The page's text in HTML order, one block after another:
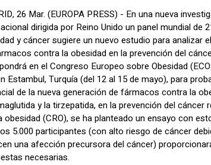
26 Mar. (EUROPA PRESS) - En una nueva
dirigida por Reino Unido un panel mundial de
y cáncer sugiere un nuevo estudio para analizar
contra la obesidad en la prevención del
en el Congreso Europeo sobre Obesidad
Estambul, Turquía (del 12 al 15 de mayo), para
de la nueva generación de fármacos contra la
y la tirzepatida, en la prevención del cáncer
obesidad (CRO), se ha planteado un ensayo con
5.000 participantes (con alto riesgo de cáncer
una afección precursora del cáncer)
necesarias.